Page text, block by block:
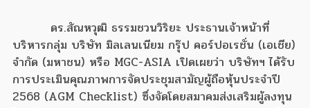
ดร.สัณหวุฒิ ธรรมชวนวิริยะ ประธานเจ้าหน้าที่
บริหารกลุ่ม บริษัท มิลเลนเนียม กรุ๊ป คอร์ปอเรชั่น (เอเชีย)
จำกัด (มหาชน) หรือ MGC-ASIA เปิดเผยว่า บริษัทฯ ได้รับ
การประเมินคุณภาพการจัดประชุมสามัญผู้ถือหุ้นประจำปี
2568 (AGM Checklist) ซึ่งจัดโดยสมาคมส่งเสริมผู้ลงทุน